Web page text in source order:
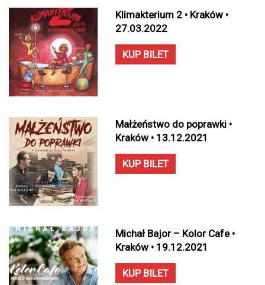
Klimakterium 2 • Kraków •
27.03.2022
KUP BILET
Małżeństwo do poprawki •
Kraków • 13.12.2021
KUP BILET
Michał Bajor – Kolor Cafe •
Kraków • 19.12.2021
KUP BILET